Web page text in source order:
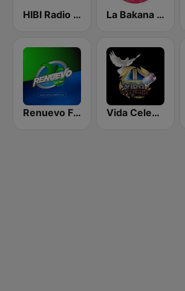
HIBI Radio 1070 AM La Bakana FM
Renuevo FM Vida Celestial